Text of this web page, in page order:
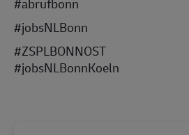
#jobsNLBonn
#ZSPLBONNOST
#jobsNLBonnKoeln